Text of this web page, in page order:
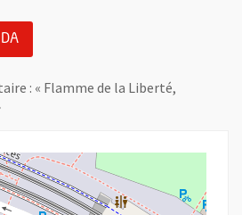
: « Flamme de la Liberté,